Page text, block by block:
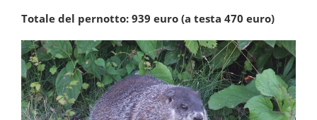
Totale del pernotto: 939 euro (a testa 470 euro)